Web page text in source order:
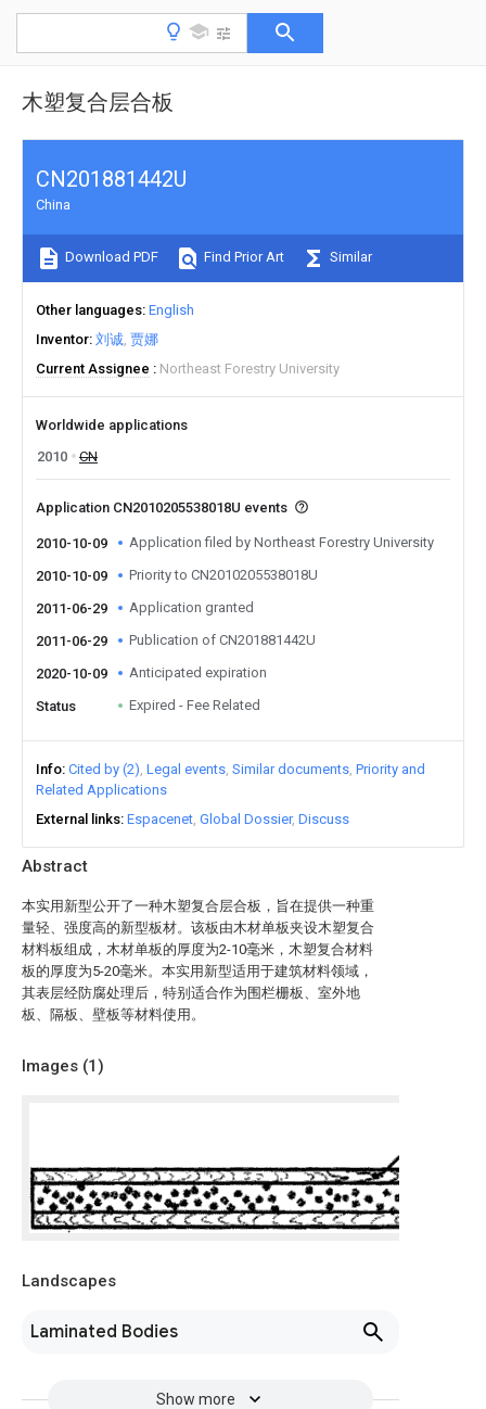
木塑复合层合板
Abstract
本实用新型公开了一种木塑复合层合板，旨在提供一种重
量轻、强度高的新型板材。该板由木材单板夹设木塑复合
材料板组成，木材单板的厚度为2-10毫米，木塑复合材料
板的厚度为5-20毫米。本实用新型适用于建筑材料领域，
其表层经防腐处理后，特别适合作为围栏栅板、室外地
板、隔板、壁板等材料使用。
Images (1)
Landscapes
Laminated Bodies
Show more
CN201881442U
China
Download PDF Find Prior Art Similar
Other languages English
Inventor 刘诚 贾娜
Current Assignee
Northeast Forestry University
Worldwide applications
2010
CN
Application CN2010205538018U events
2010-10-09 Application filed by Northeast Forestry University
2010-10-09 Priority to CN2010205538018U
2011-06-29 Application granted
2011-06-29 Publication of CN201881442U
2020-10-09 Anticipated expiration
Status Expired - Fee Related
Info Cited by (2) Legal events Similar documents Priority and
Related Applications
External links Espacenet Global Dossier Discuss